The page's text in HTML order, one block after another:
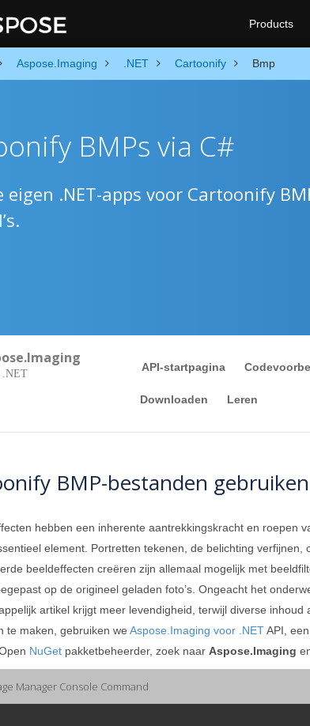
Products
Aspose.Imaging .NET Cartoonify Bmp
BMPs via C#
eigen .NET-apps voor Cartoonify
.NET
API-startpagina
Downloaden Leren
BMP-bestanden
hebben een inherente aantrekkingskracht en roepen
element. Portretten tekenen, de belichting
beeldeffecten creëren zijn allemaal mogelijk met
op de origineel geladen foto’s. Ongeacht het
artikel krijgt meer levendigheid, terwijl diverse
te maken, gebruiken we Aspose.Imaging voor .NETAPI,
NuGet pakketbeheerder, zoek naar Aspose.Imaging
Manager Console Command